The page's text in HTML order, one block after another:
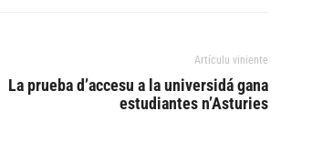
Artículu viniente
La prueba d’accesu a la universidá gana
estudiantes n’Asturies